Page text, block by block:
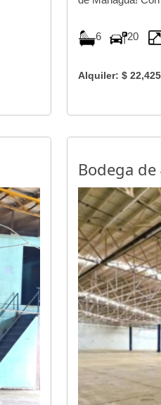
6 20
Alquiler: $
Bodega